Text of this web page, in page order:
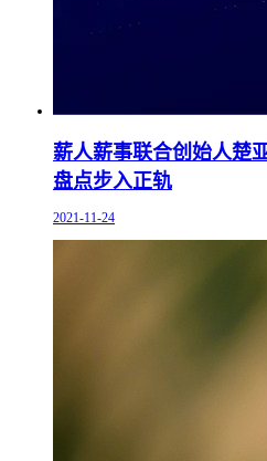
薪人薪事联合创始人楚
盘点步入正轨
2021-11-24